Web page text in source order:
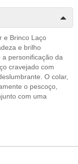
e Brinco Laço
e brilho
personificação da
cravejado com
O colar,
o pescoço,
com uma